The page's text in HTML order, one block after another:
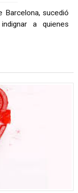
sucedió
a quienes